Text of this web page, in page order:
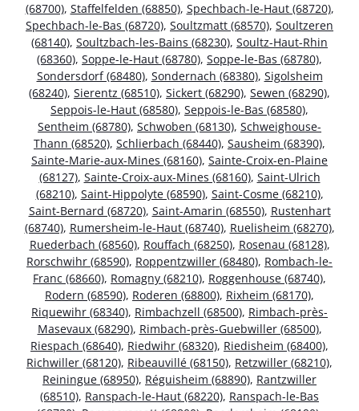
(68700), Staffelfelden (68850), Spechbach-le-Haut (68720),
Spechbach-le-Bas (68720), Soultzmatt (68570), Soultzeren
(68140), Soultzbach-les-Bains (68230), Soultz-Haut-Rhin
(68360), Soppe-le-Haut (68780), Soppe-le-Bas (68780),
Sondersdorf (68480), Sondernach (68380), Sigolsheim
(68240), Sierentz (68510), Sickert (68290), Sewen (68290),
Seppois-le-Haut (68580), Seppois-le-Bas (68580),
Sentheim (68780), Schwoben (68130), Schweighouse-
Thann (68520), Schlierbach (68440), Sausheim (68390),
Sainte-Marie-aux-Mines (68160), Sainte-Croix-en-Plaine
(68127), Sainte-Croix-aux-Mines (68160), Saint-Ulrich
(68210), Saint-Hippolyte (68590), Saint-Cosme (68210),
Saint-Bernard (68720), Saint-Amarin (68550), Rustenhart
(68740), Rumersheim-le-Haut (68740), Ruelisheim (68270),
Ruederbach (68560), Rouffach (68250), Rosenau (68128),
Rorschwihr (68590), Roppentzwiller (68480), Rombach-le-
Franc (68660), Romagny (68210), Roggenhouse (68740),
Rodern (68590), Roderen (68800), Rixheim (68170),
Riquewihr (68340), Rimbachzell (68500), Rimbach-près-
Masevaux (68290), Rimbach-près-Guebwiller (68500),
Riespach (68640), Riedwihr (68320), Riedisheim (68400),
Richwiller (68120), Ribeauvillé (68150), Retzwiller (68210),
Reiningue (68950), Réguisheim (68890), Rantzwiller
(68510), Ranspach-le-Haut (68220), Ranspach-le-Bas